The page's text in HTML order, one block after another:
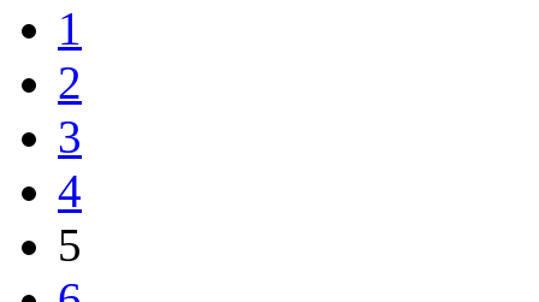
1
2
3
4
5